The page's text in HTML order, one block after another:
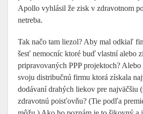
Apollo vyhlásil že zisk v zdravotnom
netreba.
Tak načo tam liezol? Aby mal odkiaľ
šesť nemocníc ktoré buď vlastní alebo
pripravovaných PPP projektoch? Alebo
svoju distribučnú firmu ktorá získala
dodávaní drahých liekov pre najväčšiu
zdravotnú poisťovňu? (Tie podľa